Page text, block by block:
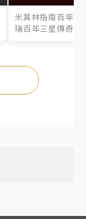
米其林指南百年之
瑞百年三星傳奇、